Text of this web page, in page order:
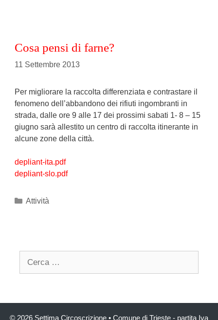
Cosa pensi di farne?
11 Settembre 2013
Per migliorare la raccolta differenziata e contrastare il
fenomeno dell’abbandono dei rifiuti ingombranti in
strada, dalle ore 9 alle 17 dei prossimi sabati 1- 8 – 15
giugno sarà allestito un centro di raccolta itinerante in
alcune zone della città.
depliant-ita.pdf
depliant-slo.pdf
Categories
Attività
© 2026 Settima Circoscrizione • Comune di Trieste - partita Iva